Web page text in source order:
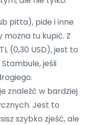
pitta), pide i inne
tu kupić. Z
(0,30 USD), jest to
jeśli
znaleźć w bardziej
Jest to
szybko zjeść, ale